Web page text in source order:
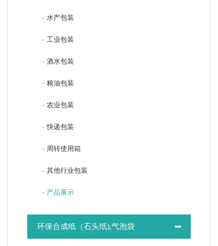
水产包装
工业包装
酒水包装
粮油包装
农业包装
快递包装
周转使用箱
其他行业包装
产品展示
环保合成纸（石头纸),气泡袋